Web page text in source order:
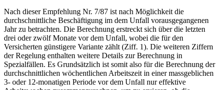
Nach dieser Empfehlung Nr. 7/87 ist nach Möglichkeit die
durchschnittliche Beschäftigung im dem Unfall vorausgegangenen
Jahr zu betrachten. Die Berechnung erstreckt sich über die letzten
drei oder zwölf Monate vor dem Unfall, wobei die für den
Versicherten günstigere Variante zählt (Ziff. 1). Die weiteren Ziffern
der Regelung enthalten weitere Details zur Berechnung in
Spezialfällen. Es Grundsätzlich ist somit also für die Berechnung der
durchschnittlichen wöchentlichen Arbeitszeit in einer massgeblichen
3- oder 12-monatigen Periode vor dem Unfall nur effektive